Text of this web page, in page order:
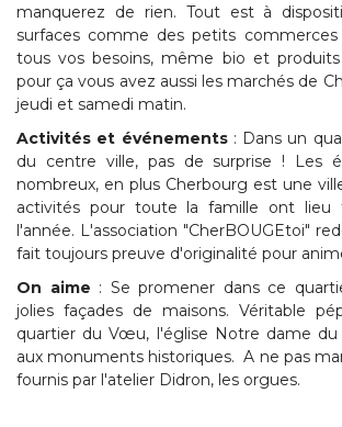
manquerez de rien. Tout est à
surfaces comme des petits
tous vos besoins, même bio et produits
pour ça vous avez aussi les marchés de
jeudi et samedi matin.
Activités et événements: Dans un
du centre ville, pas de surprise ! Les
nombreux, en plus Cherbourg est une
activités pour toute la famille ont
l'année. L'association "CherBOUGEtoi"
fait toujours preuve d'originalité pour
On aime : Se promener dans ce
jolies façades de maisons. Véritable
quartier du Vœu, l'église Notre dame
aux monuments historiques. A ne pas
fournis par l'atelier Didron, les orgues.